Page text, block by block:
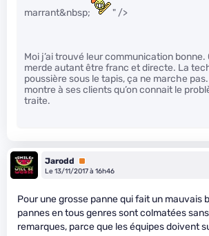
marrant&nbsp; " />
Moi j’ai trouvé leur communication bonne.
merde autant être franc et directe. La
poussière sous le tapis, ça ne marche
montre à ses clients qu’on connait le
traite.
Jarodd
Premium
Le 13/11/2017 à 16h46
Pour une grosse panne qui fait un mauvais
pannes en tous genres sont colmatées sans
remarques, parce que les équipes doivent